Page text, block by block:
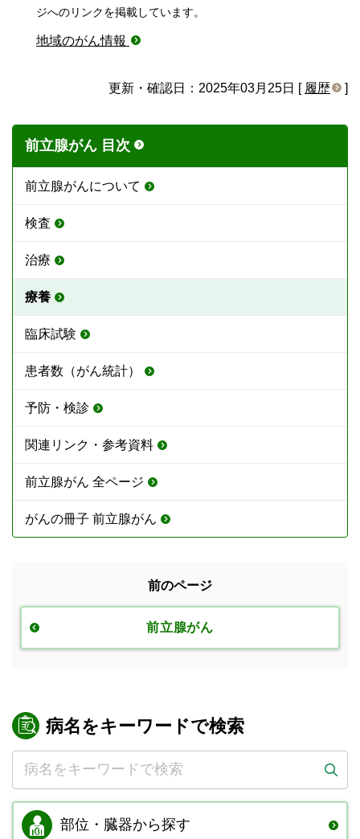
ジへのリンクを掲載しています。
地域のがん情報
更新・確認日：2025年03月25日 [ 履歴 ]
前立腺がん 目次
前立腺がんについて
検査
治療
療養
臨床試験
患者数（がん統計）
予防・検診
関連リンク・参考資料
前立腺がん 全ページ
がんの冊子 前立腺がん
前のページ
前立腺がん
病名をキーワードで検索
部位・臓器から探す